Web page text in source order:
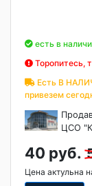
есть в
Торопитесь,
Есть В
привезем
ЦСО
40 руб.
Цена актульна